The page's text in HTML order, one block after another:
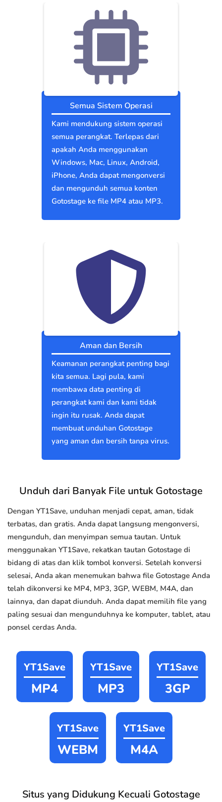
Semua Sistem Operasi
Kami mendukung sistem operasi
semua perangkat. Terlepas dari
apakah Anda menggunakan
Windows, Mac, Linux, Android,
iPhone, Anda dapat mengonversi
dan mengunduh semua konten
Gotostage ke file MP4 atau MP3.
Aman dan Bersih
Keamanan perangkat penting bagi
kita semua. Lagi pula, kami
membawa data penting di
perangkat kami dan kami tidak
ingin itu rusak. Anda dapat
membuat unduhan Gotostage
yang aman dan bersih tanpa virus.
Unduh dari Banyak File untuk Gotostage
Dengan YT1Save, unduhan menjadi cepat, aman, tidak
terbatas, dan gratis. Anda dapat langsung mengonversi,
mengunduh, dan menyimpan semua tautan. Untuk
menggunakan YT1Save, rekatkan tautan Gotostage di
bidang di atas dan klik tombol konversi. Setelah konversi
selesai, Anda akan menemukan bahwa file Gotostage Anda
telah dikonversi ke MP4, MP3, 3GP, WEBM, M4A, dan
lainnya, dan dapat diunduh. Anda dapat memilih file yang
paling sesuai dan mengunduhnya ke komputer, tablet, atau
ponsel cerdas Anda.
YT1Save
MP4
YT1Save
MP3
YT1Save
3GP
YT1Save
WEBM
YT1Save
M4A
Situs yang Didukung Kecuali Gotostage